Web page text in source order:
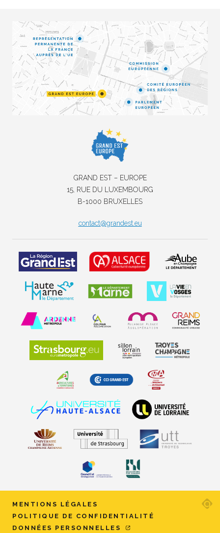
GRAND EST – EUROPE
15, RUE DU LUXEMBOURG
B-1000 BRUXELLES
contact@grandest.eu
MENTIONS LÉGALES
POLITIQUE DE CONFIDENTIALITÉ
DONNÉES PERSONNELLES